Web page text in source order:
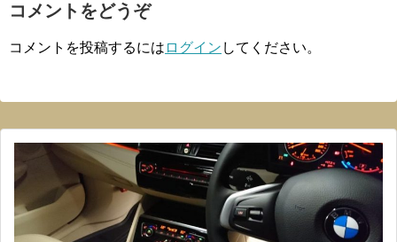
コメントをどうぞ
コメントを投稿するには ログイン してください。